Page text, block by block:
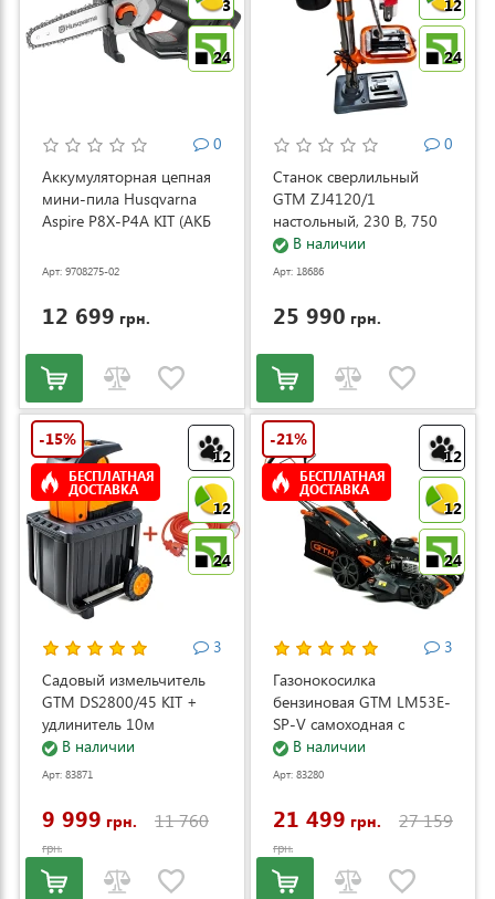
3
24
0
Аккумуляторная цепная
мини-пила Husqvarna
Aspire P8X-P4A KIT (АКБ
Арт: 9708275-02
12 699 грн.
12
24
0
Станок сверлильный
GTM ZJ4120/1
настольный, 230 В, 750
Вт (ZJ4120/1)
В наличии
Арт: 18686
25 990 грн.
12
12
24
-15%
БЕСПЛАТНАЯ
ДОСТАВКА
3
Садовый измельчитель
GTM DS2800/45 KIT +
удлинитель 10м
(DS2800/45_KIT+ext.cord)
В наличии
Арт: 83871
9 999 грн. 11 760
грн.
12
12
24
-21%
БЕСПЛАТНАЯ
ДОСТАВКА
3
Газонокосилка
бензиновая GTM LM53E-
SP-V самоходная с
электростартером и
регулировкой скорости
В наличии
Арт: 83280
21 499 грн. 27 159
грн.